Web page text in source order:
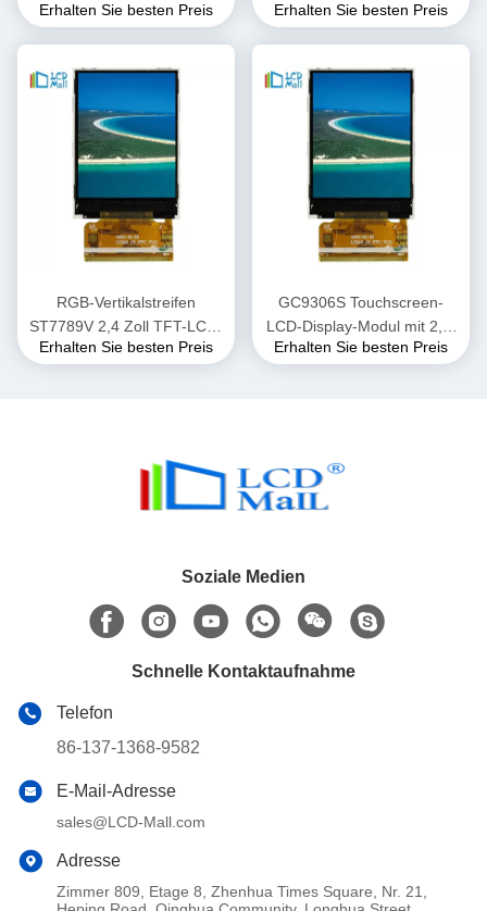
Panel 1280*240 40 Pin
Erhalten Sie besten Preis
Ansichtsrichtungen 240*320
Erhalten Sie besten Preis
RGB-Vertikalstreifen
ST7789V 2,4 Zoll TFT-LCD-
Bildschirm ODM OEM
Erhalten Sie besten Preis
GC9306S Touchscreen-
LCD-Display-Modul mit 2,4-
Zoll-QVGA-TFT-LCD 200cd
Erhalten Sie besten Preis
Soziale Medien
Schnelle Kontaktaufnahme
Telefon
86-137-1368-9582
E-Mail-Adresse
sales@LCD-Mall.com
Adresse
Zimmer 809, Etage 8, Zhenhua Times Square, Nr. 21,